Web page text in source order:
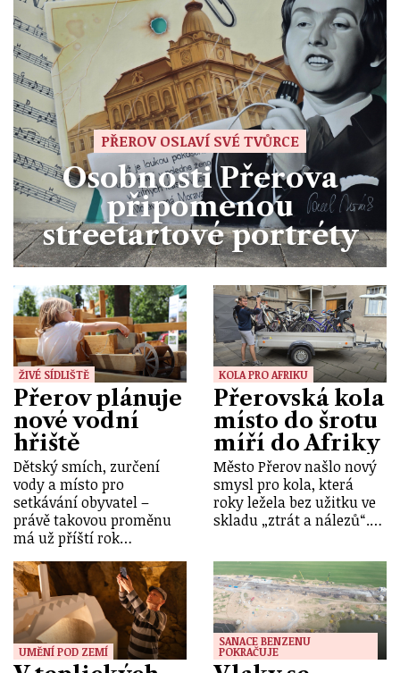
PŘEROV OSLAVÍ SVÉ TVŮRCE
Osobnosti Přerova
připomenou
streetartové portréty
ŽIVÉ SÍDLIŠTĚ
Přerov plánuje
nové vodní
hřiště
Dětský smích, zurčení
vody a místo pro
setkávání obyvatel –
právě takovou proměnu
má už příští rok…
KOLA PRO AFRIKU
Přerovská kola
místo do šrotu
míří do Afriky
Město Přerov našlo nový
smysl pro kola, která
roky ležela bez užitku ve
skladu „ztrát a nálezů“.…
UMĚNÍ POD ZEMÍ
SANACE BENZENU
POKRAČUJE